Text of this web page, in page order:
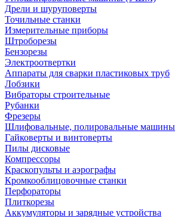
Дрели и шуруповерты
Точильные станки
Измерительные приборы
Штроборезы
Бензорезы
Электроотвертки
Аппараты для сварки пластиковых труб
Лобзики
Вибраторы строительные
Рубанки
Фрезеры
Шлифовальные, полировальные машины
Гайковерты и винтоверты
Пилы дисковые
Компрессоры
Краскопульты и аэрографы
Кромкооблицовочные станки
Перфораторы
Плиткорезы
Аккумуляторы и зарядные устройства